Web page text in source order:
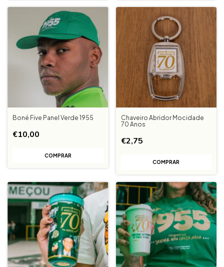
Boné Five Panel Verde 1955
€10,00
Chaveiro Abridor Mocidade
70 Anos
€2,75